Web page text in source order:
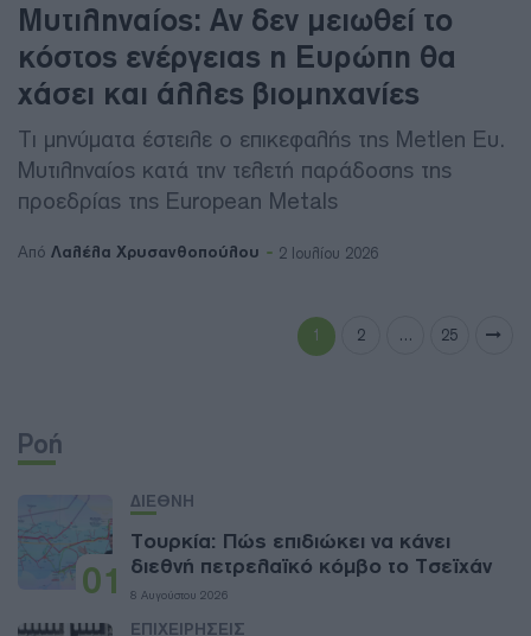
Μυτιληναίος: Αν δεν μειωθεί το
κόστος ενέργειας η Ευρώπη θα
χάσει και άλλες βιομηχανίες
Τι μηνύματα έστειλε ο επικεφαλής της Metlen Ευ.
Μυτιληναίος κατά την τελετή παράδοσης της
προεδρίας της European Metals
Από Λαλέλα Χρυσανθοπούλου 2 Ιουλίου 2026
1 2 … 25
Ροή
01
ΔΙΕΘΝΗ
Τουρκία: Πώς επιδιώκει να κάνει
διεθνή πετρελαϊκό κόμβο το Τσεϊχάν
8 Αυγούστου 2026
ΕΠΙΧΕΙΡΗΣΕΙΣ